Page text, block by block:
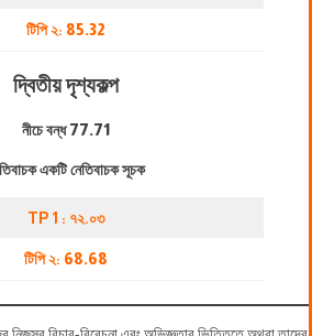
টিপি ২: 85.32
দ্বিতীয় দৃশ্যকল্প
নীচে বন্ধ77.71
একটি নেতিবাচক সূচক
TP 1 : ৭২.০৩
টিপি ২: 68.68